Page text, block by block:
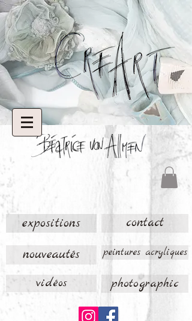
expositions contact
nouveautés peintures acryliques
vidéos photographic